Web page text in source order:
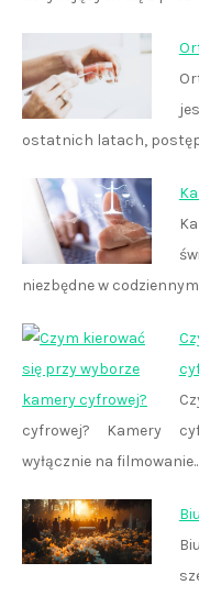
ostatnich latach,
niezbędne w
cyfrowej? Kamery
wyłącznie na